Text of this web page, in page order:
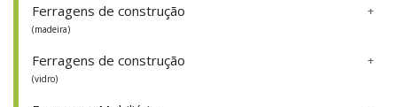
Ferragens de construção
(madeira)
Ferragens de construção
(vidro)